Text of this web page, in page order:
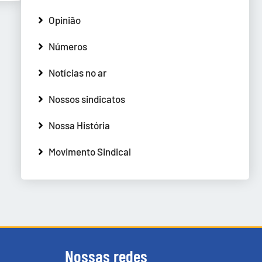
Opinião
Números
Notícias no ar
Nossos sindicatos
Nossa História
Movimento Sindical
Nossas redes